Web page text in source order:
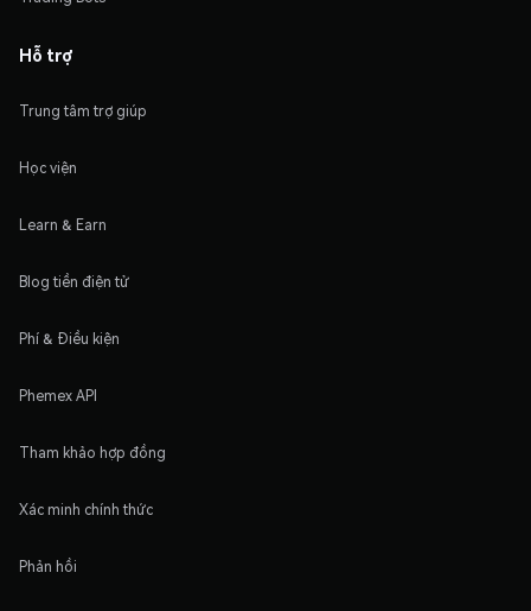
Hỗ trợ
Trung tâm trợ giúp
Học viện
Learn & Earn
Blog tiền điện tử
Phí & Điều kiện
Phemex API
Tham khảo hợp đồng
Xác minh chính thức
Phản hồi